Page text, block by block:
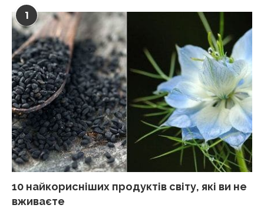
1
10 найкорисніших продуктів світу, які ви не
вживаєте